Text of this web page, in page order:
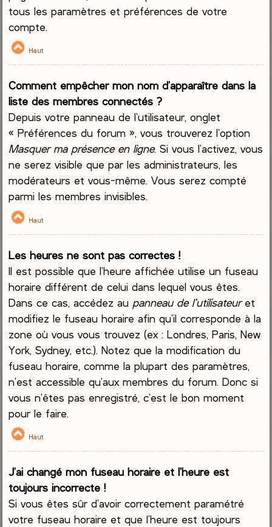
tous les paramètres et préférences de votre
compte.
Haut
Comment empêcher mon nom d’apparaître dans la
liste des membres connectés ?
Depuis votre panneau de l’utilisateur, onglet
« Préférences du forum », vous trouverez l’option
Masquer ma présence en ligne. Si vous l’activez, vous
ne serez visible que par les administrateurs, les
modérateurs et vous-même. Vous serez compté
parmi les membres invisibles.
Haut
Les heures ne sont pas correctes !
Il est possible que l’heure affichée utilise un fuseau
horaire différent de celui dans lequel vous êtes.
Dans ce cas, accédez au panneau de l’utilisateuret
modifiez le fuseau horaire afin qu’il corresponde à la
zone où vous vous trouvez (ex : Londres, Paris, New
York, Sydney, etc.). Notez que la modification du
fuseau horaire, comme la plupart des paramètres,
n’est accessible qu’aux membres du forum. Donc si
vous n’êtes pas enregistré, c’est le bon moment
pour le faire.
Haut
J’ai changé mon fuseau horaire et l’heure est
toujours incorrecte !
Si vous êtes sûr d’avoir correctement paramétré
votre fuseau horaire et que l’heure est toujours